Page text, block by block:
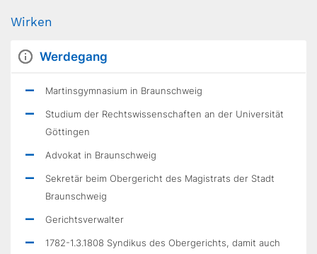
Wirken
Werdegang
Martinsgymnasium in Braunschweig
Studium der Rechtswissenschaften an der Universität
Göttingen
Advokat in Braunschweig
Sekretär beim Obergericht des Magistrats der Stadt
Braunschweig
Gerichtsverwalter
1782-1.3.1808 Syndikus des Obergerichts, damit auch